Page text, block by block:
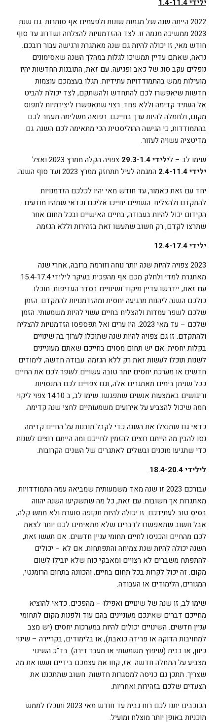
ילידי 1.4-11.4
2022 הייתה שנה של מגמות שונות ולפעמים אף סותרות. גם שנת
2023 ממשיכה מגמה זו. לצד ההזדמנויות להצלחה ושדרוג עד סוף
חודש מאי, זו יכולה להיות גם שנה מאתגרת ורגישה עבור רובכם.
נראה, שאתם עדיין תמשיכו לגלות במהלך השנה שאסימונים
נופלים עקב סוג של כאב ופגיעה. עם זאת, התובנות החדשות יהיו
מועילות ממש בהתמודדויות עתידיות. תגלו בעצמכם עוצמות
חדשות שיאפשרו לכם להתחדש ולהשתקם, לצד יכולת להביט
אל העתיד קדימה וללא פחד. רצוי שתאפשרו ליצירתיות לתפוס
מקום, ולחמלה להיות ערך בחייכם. רפואה משלימה תעזור לכם
בהתמודדות, כי הגישה ההוליסטית הכי מתאימה לכם השנה. גם
מדיטציה עשויה לעזור.
שימו לב – לילידי 29.3-1.4
צפויה הקלה ממרץ 2023 ואצל
ילידי 2.4-11.4
המגמה לעיל תתחזק ממרץ 2023 ועד סוף השנה.
יחד עם זאת כאמור, עד חודש מאי יהיו לכלכם הזדמנויות
להתקדם ולהצליח. השמיים יחייכו אליכם וכדאי שתהיו מודעים.
הקידום יכול להיות בעבודה, בחיים האישיים ובכל תחום אחר
שתרצו לקדם, רק חשוב שתעשו זאת בזהירות וללא הגזמה.
ילידי 12.4-17.4
2023 צפויה להיות שנה יותר נוחה וזורמת ברובה, אחרי שנה
מאתגרת למדי ולחלק מכם אף מהפכית בעיקר לילידי 15.4-17.4
עם זאת, יידרשו עדיין מיקוד ושינויים בסדר העדיפות. תוכלו
כולכם השנה ליהנות מרגיעה יחסית ומהזדמנויות להתקדם. הזמן
שלכם לשפר עמדות ולהצליח בחיים עשוי להיות משמעותי. הזמן
שלכם – עד מאי 2023. היו ערים ואל תפספסו הזדמנויות להצליח
ולהתקדם. זו גם צפויה להיות שנה שתוכלו לערוך בה שינויים
בקלות יחסית. אם יש תחום מסוים בחייכם שאתם מעוניינים
לשנות תוכלו לעשות זאת רק ללא הגזמה. עבודה חדשה, לימודים
חדשים או מערכת יחסים יותר טובה עשויים לשפר לכם את החיים
ככל שניתן בימים מאתגרים אלה, וגם צפויים לכם התנסויות
וריגושים באמצעות אנשים שתפגשו. שימו לב, ב 14.10 צפוי ליקוי
חמה שיכול להצביע על אירועים משמעותיים לחצי שנה קדימה.
כדאי גם שתנצלו את השנה כדי לקבל תובנות על החיים קדימה.
נסו להבין מה הייתם רוצים להזמין לחייכם ומה הייתם רוצים לשנות
כדי שתגיעו מוכנים ובשלים לאתגרים של השנים הקרובות.
לילידי 18.4-20.4
עבורכם 2023 זו שנה מאד משמעותית שמביאה עמה התמודדויות
מאתגרות אך חשובות. עם זאת, כל מה שתשקיעו השנה יהווה
בסיס טוב לעתידכם. זו יכולה להיות תקופה סוערת ולא ממש קלה,
אבל חשוב שתאפשרו לדברים שלא מתאימים לכם יותר לצאת
לכם מהחיים והכניסו לחיים תחומי עניין חדשים. אם תעשו זאת,
השנה יכולה להיות שנת צמיחה והתפתחות. אם לא – יכולים
להתפתח משברים לא רצויים ומאבקי כוח שלא יובילו לשום
מקום. זה יכול לקרות בכל תחום בחיים, והכוונה בתחום הרומנטי,
המגורים, הלימודים או העבודה.
שימו לב, זו שנה של שינויים ואפילו – מהפכים. כדאי להוציא
מחייכם דברים שאינכם מעוניינים בהם עוד ולפנות מקום לתחומי
עניין חדשים. השינויים יכולים להיות במערכות יחסים (יש מצב
למחויבות הדוקה או פרידה כואבת), או בלימודים, בקריירה – שינוי
כיוון, או בבית (שיפוץ משמעותי או מעבר דירה). בד"כ השינוי
מצביע על התחלה חדשה. אז, קחו את עצמכם בידיים ועשו את מה
שצריך. תתכן גם כניסה למסגרות חדשות. חשוב שתתכננו את
הצעדים שלכם בזהירות ואחריות.
הכוכבים יתנו לכם רוח גבית עד חודש מאי 2023 ותוכלו לממש
תוכניות באופן יותר מוצלח ומועיל.